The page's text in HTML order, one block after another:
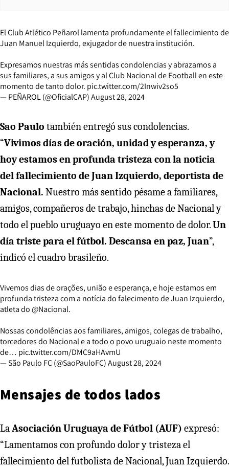
El Club Atlético Peñarol lamenta profundamente el fallecimiento de
Juan Manuel Izquierdo, exjugador de nuestra institución.
Expresamos nuestras más sentidas condolencias y abrazamos a
sus familiares, a sus amigos y al Club Nacional de Football en este
momento de tanto dolor. pic.twitter.com/2Inwiv2so5
— PEÑAROL (@OficialCAP)August 28, 2024
Sao Paulo también entregó sus condolencias.
“Vivimos días de oración, unidad y esperanza, y
hoy estamos en profunda tristeza con la noticia
del fallecimiento de Juan Izquierdo, deportista de
Nacional. Nuestro más sentido pésame a familiares,
amigos, compañeros de trabajo, hinchas de Nacional y
todo el pueblo uruguayo en este momento de dolor.Un
día triste para el fútbol. Descansa en paz, Juan”,
indicó el cuadro brasileño.
Vivemos dias de orações, união e esperança, e hoje estamos em
profunda tristeza com a notícia do falecimento de Juan Izquierdo,
atleta do@Nacional.
Nossas condolências aos familiares, amigos, colegas de trabalho,
torcedores do Nacional e a todo o povo uruguaio neste momento
de… pic.twitter.com/DMC9aHAvmU
— São Paulo FC (@SaoPauloFC)August 28, 2024
Mensajes de todos lados
LaAsociación Uruguaya de Fútbol (AUF) expresó:
“Lamentamos con profundo dolor y tristeza el
fallecimiento del futbolista de Nacional, Juan Izquierdo.